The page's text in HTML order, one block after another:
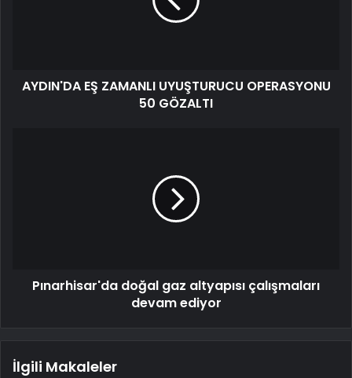
AYDIN'DA EŞ ZAMANLI UYUŞTURUCU OPERASYONU
50 GÖZALTI
Pınarhisar'da doğal gaz altyapısı çalışmaları
devam ediyor
İlgili Makaleler